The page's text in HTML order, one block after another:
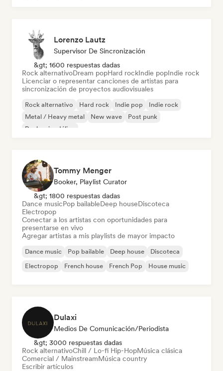
Lorenzo Lautz
Supervisor De Sincronización
&gt; 1600 respuestas dadas
Rock alternativoDream popHard rockIndie popIndie rock
Licenciar o representar canciones de artistas para
sincronización de proyectos audiovisuales
Rock alternativo Hard rock Indie pop
Indie rock
Metal / Heavy metal
New wave
Post punk
Rock psicodélico
Tommy Menger
Booker, Playlist Curator
&gt; 1800 respuestas dadas
Dance musicPop bailableDeep houseDiscoteca
Electropop
Conectar a los artistas con oportunidades para
presentarse en vivo
Agregar artistas a mis playlists de mayor impacto
Dance music Pop bailable Deep house
Discoteca
Electropop
French house French Pop House music
Dulaxi
Medios De Comunicación/Periodista
&gt; 3000 respuestas dadas
Rock alternativoChill / Lo-fi Hip-HopMúsica clásica
Comercial / MainstreamMúsica country
Escribir artículos